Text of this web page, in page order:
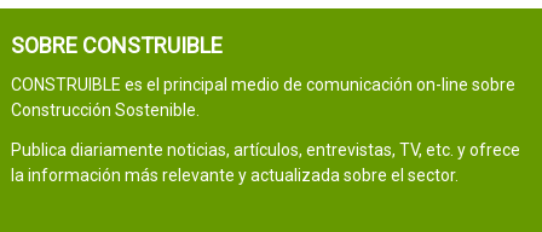
SOBRE CONSTRUIBLE
CONSTRUIBLE es el principal medio de comunicación on-line sobre
Construcción Sostenible.
Publica diariamente noticias, artículos, entrevistas, TV, etc. y ofrece
la información más relevante y actualizada sobre el sector.